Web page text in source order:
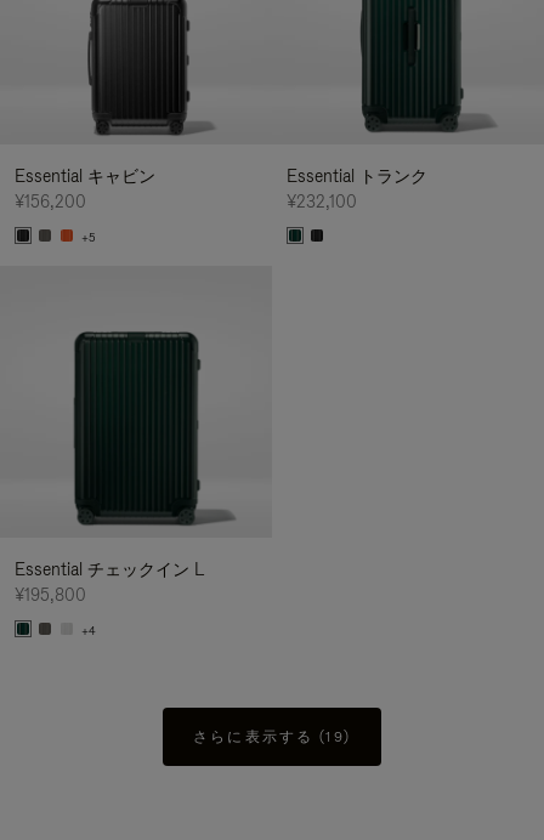
Essential キャビン
¥156,200
+5
Essential トランク
¥232,100
Essential チェックイン L
¥195,800
+4
さらに表示する (19)